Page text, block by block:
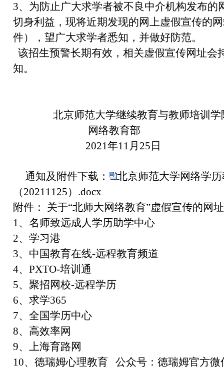
3、为防止广大求学者被不良中介机构发布的
切身利益，现将近期发现的网上虚假宣传的
件），望广大求学者悉知，并做好防范。
该招生预警长期有效，相关虚假宣传网址会
知。
北京师范大学继续教育与教师培训学
网络教育部
2021年11月25日
通知及附件下载：
北京师范大学网络学
（20211125）.docx
附件： 关于“北师大网络教育”虚假宣传的网
1、名师致远成人学历助学中心
2、学习港
3、中国教育在线-远程教育频道
4、PXTO-培训通
5、聚招网校-远程学历
6、求学365
7、全国学历中心
8、高效率网
9、上海育路网
10、德瑞姆心理教育 公众号：德瑞姆官方微